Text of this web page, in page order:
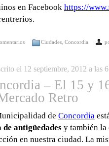
en Facebook https://
Ciudades Concordia
el 12 septiembre, 2012 a las
– El 15 y
Retro
de Concordia
antigüedades y también la
en nuestra ciudad. La